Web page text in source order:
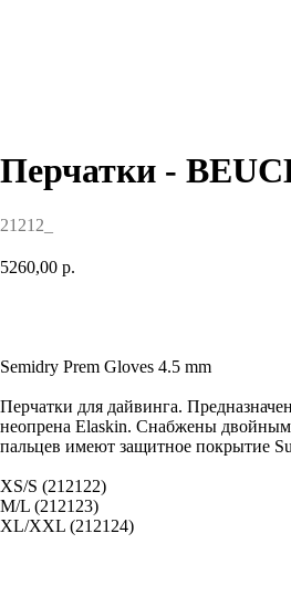
Перчатки -
21212_
5260,00 р.
Semidry Prem Gloves 4.5 mm
Перчатки для дайвинга.
неопрена Elaskin. Снабжены
пальцев имеют защитное покрытие
XS/S (212122)
M/L (212123)
XL/XXL (212124)